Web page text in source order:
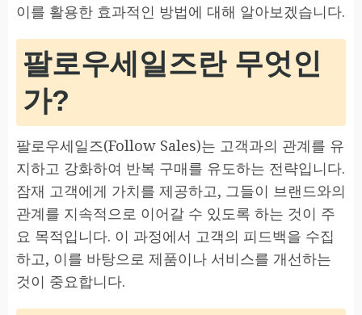
이를 활용한 효과적인 방법에 대해 알아보겠습니다.
팔로우세일즈란 무엇인
가?
팔로우세일즈(Follow Sales)는 고객과의 관계를 유
지하고 강화하여 반복 구매를 유도하는 전략입니다.
잠재 고객에게 가치를 제공하고, 그들이 브랜드와의
관계를 지속적으로 이어갈 수 있도록 하는 것이 주
요 목적입니다. 이 과정에서 고객의 피드백을 수집
하고, 이를 바탕으로 제품이나 서비스를 개선하는
것이 중요합니다.